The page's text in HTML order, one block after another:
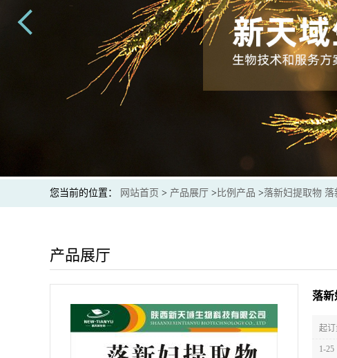
您当前的位置： 网站首页 > 产品展厅 > 比例产品 >落新妇提取物 落
产品展厅
落新
起
1-25